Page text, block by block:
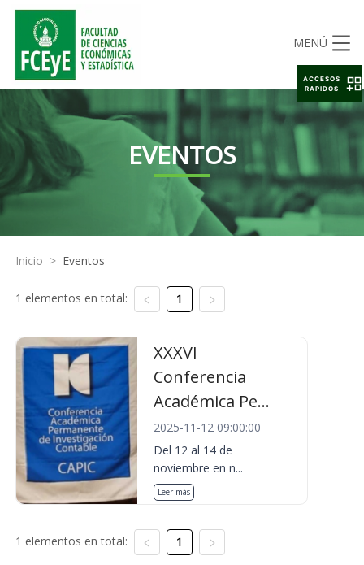
MENÚ
EVENTOS
Inicio > Eventos
1 elementos en total: 1
XXXVI
Conferencia
Académica Pe...
2025-11-12 09:00:00
Del 12 al 14 de
noviembre en n...
Leer más
1 elementos en total: 1
ACCESOS
RAPIDOS